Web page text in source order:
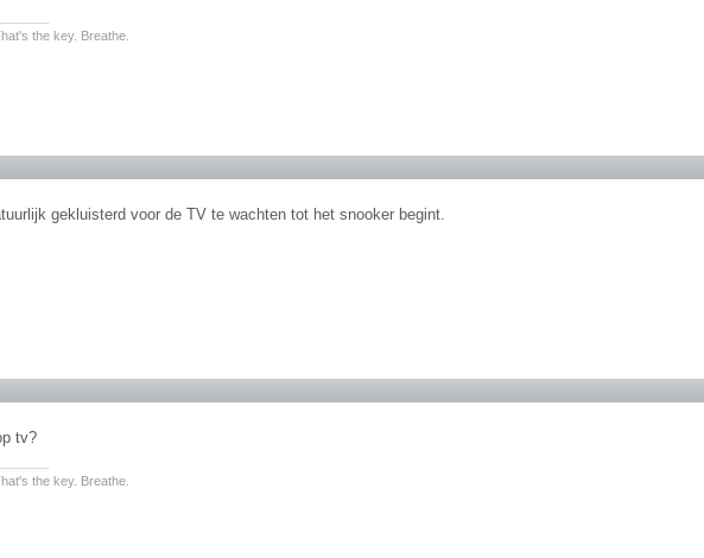
the key. Breathe.
gekluisterd voor de TV te wachten tot het snooker begint.
tv?
the key. Breathe.